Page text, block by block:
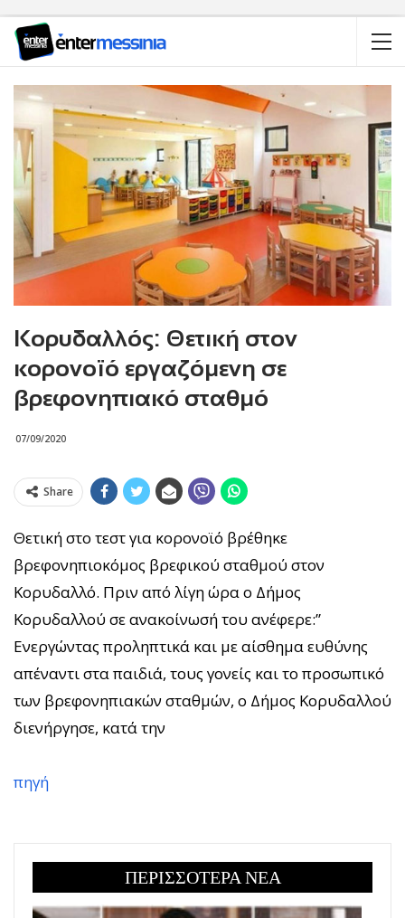
Κορυδαλλός: Θετική στον
κορονοϊό εργαζόμενη σε
βρεφονηπιακό σταθμό
07/09/2020
Share
Θετική στο τεστ για κορονοϊό βρέθηκε
βρεφονηπιοκόμος βρεφικού σταθμού στον
Κορυδαλλό. Πριν από λίγη ώρα ο Δήμος
Κορυδαλλού σε ανακοίνωσή του ανέφερε:”
Ενεργώντας προληπτικά και με αίσθημα ευθύνης
απέναντι στα παιδιά, τους γονείς και το προσωπικό
των βρεφονηπιακών σταθμών, ο Δήμος Κορυδαλλού
διενήργησε, κατά την
πηγή
ΠΕΡΙΣΣΟΤΕΡΑ ΝΕΑ